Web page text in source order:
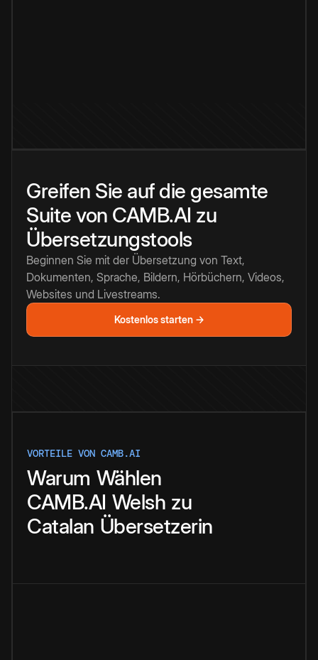
Greifen Sie auf die gesamte
Suite von CAMB.AI zu
Übersetzungstools
Beginnen Sie mit der Übersetzung von Text,
Dokumenten, Sprache, Bildern, Hörbüchern, Videos,
Websites und Livestreams.
Kostenlos starten →
VORTEILE VON CAMB.AI
Warum Wählen
CAMB.AI Welsh zu
Catalan Übersetzerin